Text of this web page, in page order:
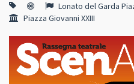
Lonato del Garda
Piazza Giovanni XXIII